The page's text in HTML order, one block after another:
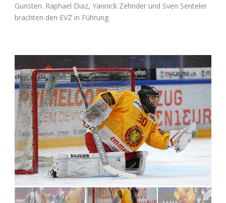
Gunsten. Raphael Diaz, Yannick Zehnder und Sven Senteler
brachten den EVZ in Führung.